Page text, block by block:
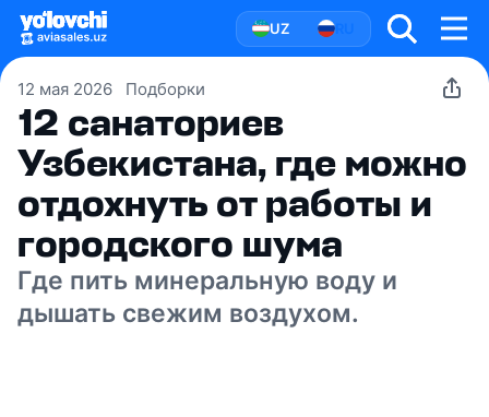
UZ
12 мая 2026 Подборки
12 санаториев
Узбекистана, где можно
отдохнуть от работы и
городского шума
Где пить минеральную воду и
дышать свежим воздухом.